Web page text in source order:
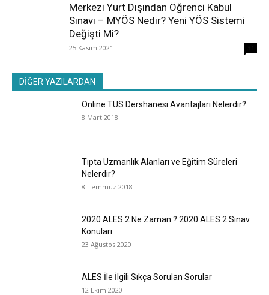
Merkezi Yurt Dışından Öğrenci Kabul
Sınavı – MYÖS Nedir? Yeni YÖS Sistemi
Değişti Mi?
25 Kasım 2021
DİĞER YAZILARDAN
Online TUS Dershanesi Avantajları Nelerdir?
8 Mart 2018
Tıpta Uzmanlık Alanları ve Eğitim Süreleri
Nelerdir?
8 Temmuz 2018
2020 ALES 2 Ne Zaman ? 2020 ALES 2 Sınav
Konuları
23 Ağustos 2020
ALES İle İlgili Sıkça Sorulan Sorular
12 Ekim 2020